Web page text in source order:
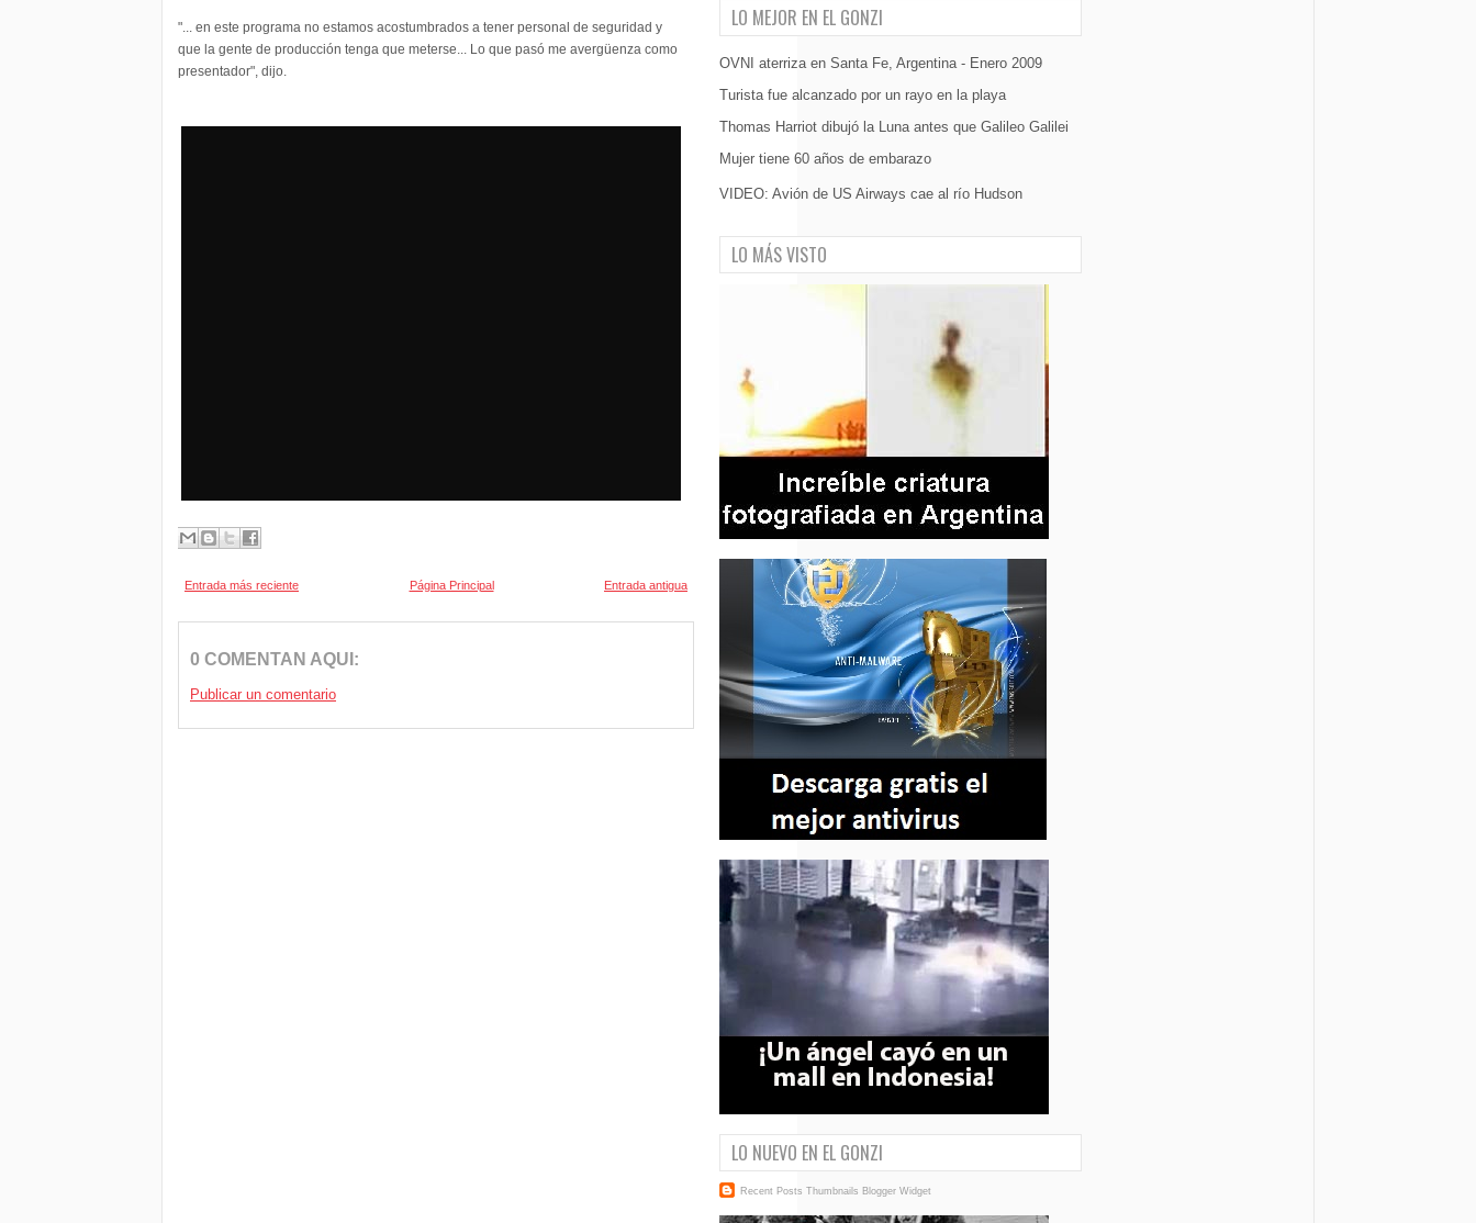
"... en este programa no estamos acostumbrados a tener personal de seguridad y
que la gente de producción tenga que meterse... Lo que pasó me avergüenza como
presentador", dijo.
Entrada más reciente Entrada antigua
Página Principal
0 COMENTAN AQUI:
Publicar un comentario
LO MEJOR EN EL GONZI
OVNI aterriza en Santa Fe, Argentina - Enero 2009
Turista fue alcanzado por un rayo en la playa
Thomas Harriot dibujó la Luna antes que Galileo Galilei
Mujer tiene 60 años de embarazo
VIDEO: Avión de US Airways cae al río Hudson
LO MÁS VISTO
LO NUEVO EN EL GONZI
Recent Posts Thumbnails Blogger Widget